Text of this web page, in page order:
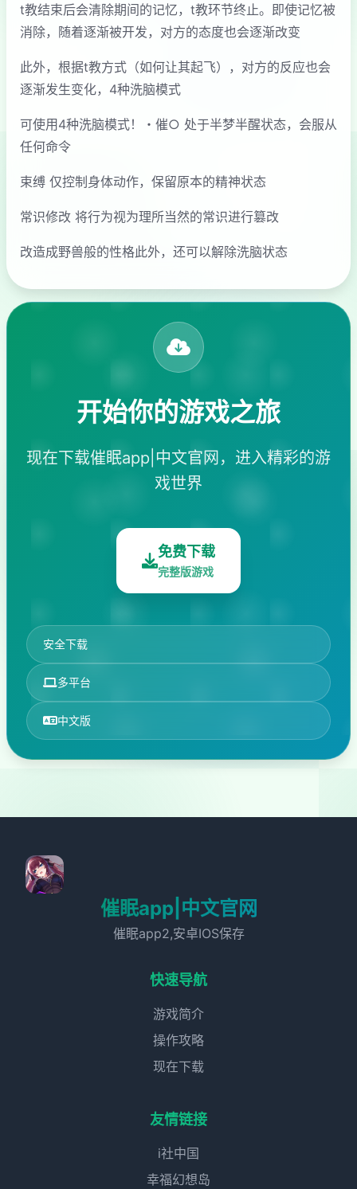
t教结束后会清除期间的记忆，t教环节终止。即使记忆被
消除，随着逐渐被开发，对方的态度也会逐渐改变
此外，根据t教方式（如何让其起飞），对方的反应也会
逐渐发生变化，4种洗脑模式
可使用4种洗脑模式！・催○ 处于半梦半醒状态，会服从
任何命令
束缚 仅控制身体动作，保留原本的精神状态
常识修改 将行为视为理所当然的常识进行篡改
改造成野兽般的性格此外，还可以解除洗脑状态
开始你的游戏之旅
现在下载催眠app|中文官网，进入精彩的游
戏世界
免费下载
完整版游戏
安全下载
多平台
中文版
催眠app|中文官网
催眠app2,安卓IOS保存
快速导航
游戏简介
操作攻略
现在下载
友情链接
i社中国
幸福幻想岛